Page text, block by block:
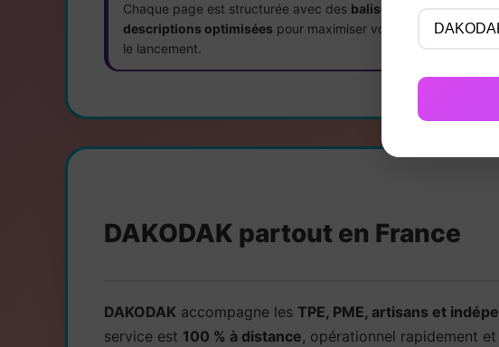
Chaque page est structurée avec des balises Hn , desmeta-
descriptions optimisées pour maximiser votre positionnement
le lancement.
DAKODAK partout en France
DAKODAK accompagne les TPE, PME, artisans et
service est 100 % à distance, opérationnel rapidement